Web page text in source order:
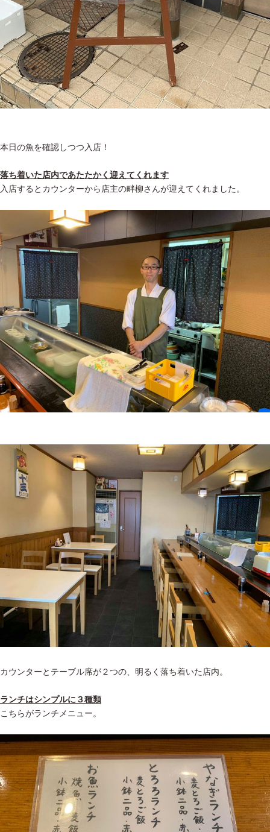
本日の魚を確認しつつ入店！
落ち着いた店内であたたかく迎えてくれます
入店するとカウンターから店主の畔柳さんが迎えてくれました。
カウンターとテーブル席が２つの、明るく落ち着いた店内。
ランチはシンプルに３種類
こちらがランチメニュー。